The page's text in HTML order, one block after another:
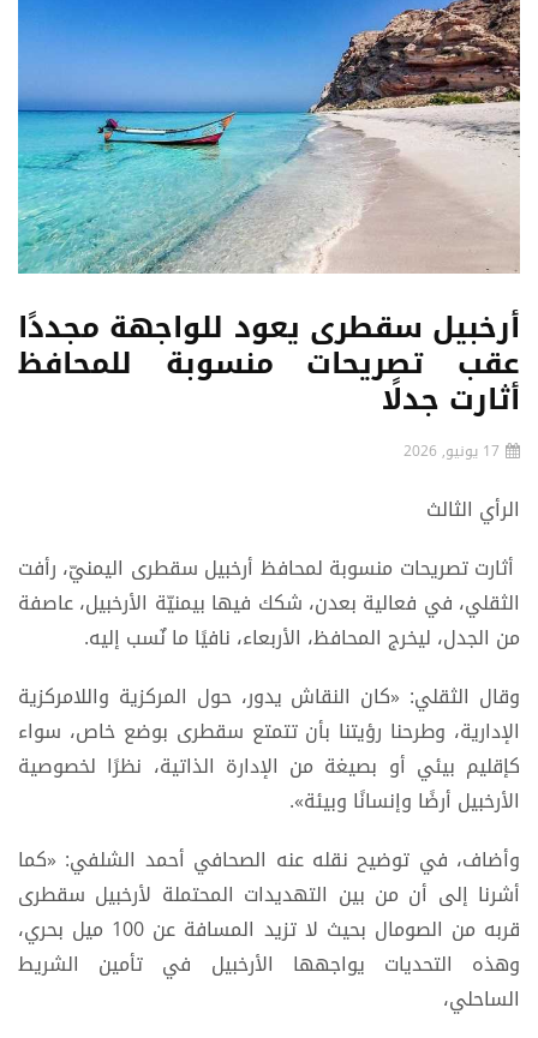
أرخبيل سقطرى يعود للواجهة مجددًا
عقب تصريحات منسوبة للمحافظ
أثارت جدلًا
17 يونيو, 2026
الرأي الثالث
أثارت تصريحات منسوبة لمحافظ أرخبيل سقطرى اليمنيّ، رأفت
الثقلي، في فعالية بعدن، شكك فيها بيمنيّة الأرخبيل، عاصفة
من الجدل، ليخرج المحافظ، الأربعاء، نافيًا ما نٌسب إليه.
وقال الثقلي: «كان النقاش يدور، حول المركزية واللامركزية
الإدارية، وطرحنا رؤيتنا بأن تتمتع سقطرى بوضع خاص، سواء
كإقليم بيئي أو بصيغة من الإدارة الذاتية، نظرًا لخصوصية
الأرخبيل أرضًا وإنسانًا وبيئة».
وأضاف، في توضيح نقله عنه الصحافي أحمد الشلفي: «كما
أشرنا إلى أن من بين التهديدات المحتملة لأرخبيل سقطرى
قربه من الصومال بحيث لا تزيد المسافة عن 100 ميل بحري،
وهذه التحديات يواجهها الأرخبيل في تأمين الشريط
الساحلي،